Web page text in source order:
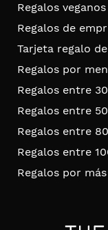
Regalos veganos
Regalos de
Tarjeta regalo
Regalos por
Regalos entre
Regalos entre
Regalos entre
Regalos entre
Regalos por